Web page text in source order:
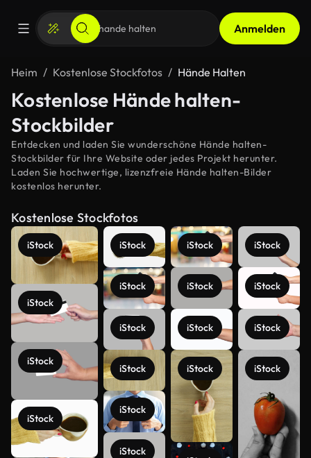
Anmelden
Heim Kostenlose Stockfotos Hände Halten
Kostenlose Hände halten-
Stockbilder
Entdecken und laden Sie wunderschöne Hände halten-
Stockbilder für Ihre Website oder jedes Projekt herunter.
Laden Sie hochwertige, lizenzfreie Hände halten-Bilder
kostenlos herunter.
Kostenlose Stockfotos
iStock
iStock
iStock
iStock
iStock
iStock
iStock
iStock
iStock
iStock
iStock
iStock
iStock
iStock
iStock
iStock
iStock
iStock